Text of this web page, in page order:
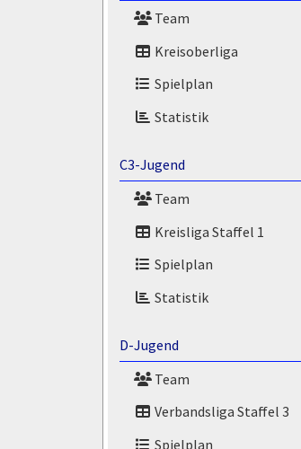
Team
Kreisoberliga
Spielplan
Statistik
C3-Jugend
Team
Kreisliga Staffel 1
Spielplan
Statistik
D-Jugend
Team
Verbandsliga Staffel 3
Spielplan